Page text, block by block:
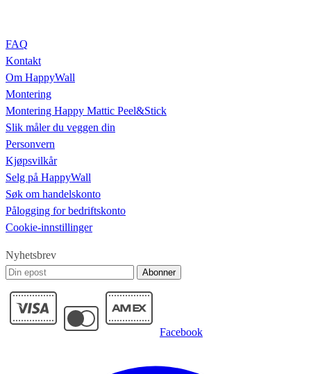
FAQ
Kontakt
Om HappyWall
Montering
Montering Happy Mattic Peel&Stick
Slik måler du veggen din
Personvern
Kjøpsvilkår
Selg på HappyWall
Søk om handelskonto
Pålogging for bedriftskonto
Cookie-innstillinger
Nyhetsbrev
Abonner
Facebook